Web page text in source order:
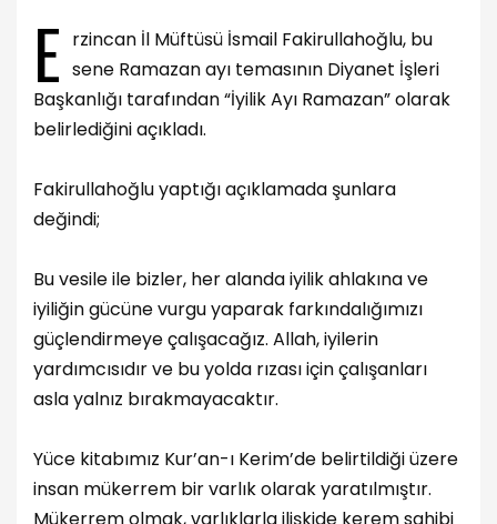
E rzincan İl Müftüsü İsmail Fakirullahoğlu, bu
sene Ramazan ayı temasının Diyanet İşleri
Başkanlığı tarafından “İyilik Ayı Ramazan” olarak
belirlediğini açıkladı.
Fakirullahoğlu yaptığı açıklamada şunlara
değindi;
Bu vesile ile bizler, her alanda iyilik ahlakına ve
iyiliğin gücüne vurgu yaparak farkındalığımızı
güçlendirmeye çalışacağız. Allah, iyilerin
yardımcısıdır ve bu yolda rızası için çalışanları
asla yalnız bırakmayacaktır.
Yüce kitabımız Kur’an-ı Kerim’de belirtildiği üzere
insan mükerrem bir varlık olarak yaratılmıştır.